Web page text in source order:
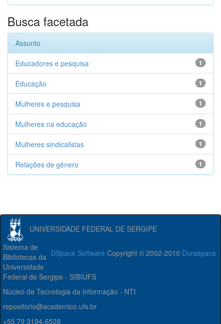
Busca facetada
Assunto
1
Educadores e pesquisa
1
Educação
1
Mulheres e pesquisa
1
Mulheres na educação
1
Mulheres sindicalistas
1
Relações de gênero
UNIVERSIDADE FEDERAL DE SERGIPE
DSpace Software Copyright © 2002-2010 Duraspace
Sistema de
Bibliotecas da
Universidade
Federal de Sergipe - SIBIUFS
Núcleo de Tecnologia da Informação - NTI
repositorio@academico.ufs.br
+55 79 3194-6528